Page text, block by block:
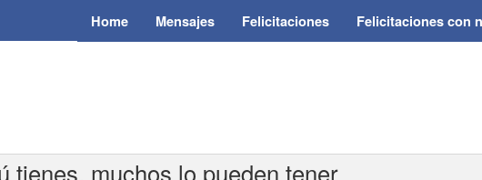
Home Mensajes Felicitaciones Felicitaciones con
tienes, muchos lo pueden tener